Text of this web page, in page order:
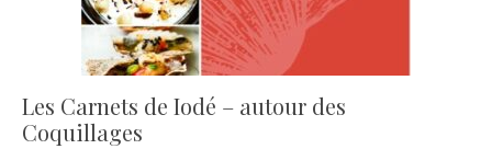
Les Carnets de Iodé – autour des
Coquillages